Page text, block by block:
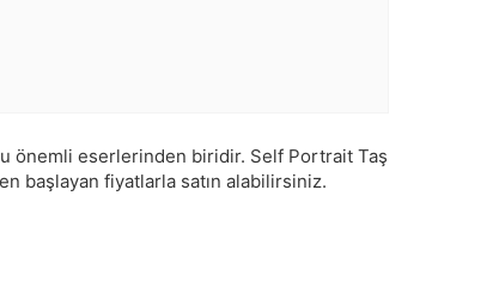
önemli eserlerinden biridir. Self Portrait Taş
başlayan fiyatlarla satın alabilirsiniz.